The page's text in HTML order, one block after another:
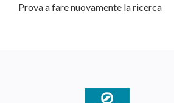
Prova a fare nuovamente la ricerca